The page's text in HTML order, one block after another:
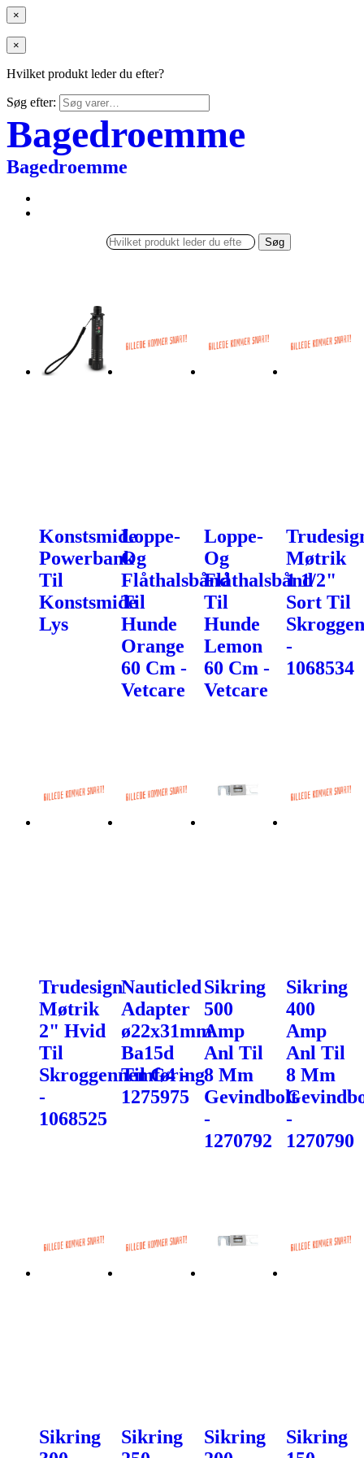
×
×
Hvilket produkt leder du efter?
Søg efter:
Bagedroemme
Bagedroemme
Søg
Konstsmide
Powerbank
Til
Konstsmide
Lys
Loppe-
Og
Flåthalsbånd
Til
Hunde
Orange
60 Cm -
Vetcare
Loppe-
Og
Flåthalsbånd
Til
Hunde
Lemon
60 Cm -
Vetcare
Møtrik
1 1/2"
Sort Til
-
1068534
Trudesign
Møtrik
2" Hvid
Til
Skroggennemføring
-
1068525
Nauticled
Adapter
ø22x31mm
Ba15d
Til G4 -
1275975
Sikring
500
Amp
Anl Til
8 Mm
Gevindbolt
-
1270792
Sikring
400
Amp
Anl Til
8 Mm
-
1270790
Sikring
Sikring
Sikring
Sikring